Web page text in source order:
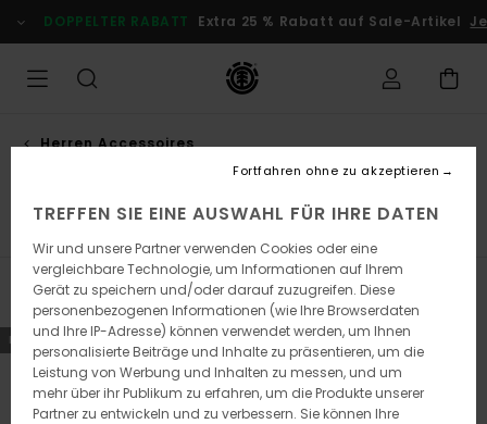
zur
Produkt
springen
RABATT Extra 25 % Rabatt auf Sale-Artikel Jetzt
Herren Accessoires
Filtern & Sortieren 34Ergebnisse
Direkt
zu
Filterkriterien
springen
Überspringen
und
filtern
nach
NEUHEITEN NEUHEITEN
TREFFEN SIE EINE AUSWAHL FÜR IHRE DATEN
Wir und unsere Partner verwenden Cookies oder eine
vergleichbare Technologie, um Informationen auf Ihrem
Gerät zu speichern und/oder darauf zuzugreifen. Diese
personenbezogenen Informationen (wie Ihre Browserdaten
und Ihre IP-Adresse) können verwendet werden, um Ihnen
personalisierte Beiträge und Inhalte zu präsentieren, um die
Leistung von Werbung und Inhalten zu messen, und um
mehr über ihr Publikum zu erfahren, um die Produkte unserer
Partner zu entwickeln und zu verbessern. Sie können Ihre
Fortfahren ohne zu akzeptieren